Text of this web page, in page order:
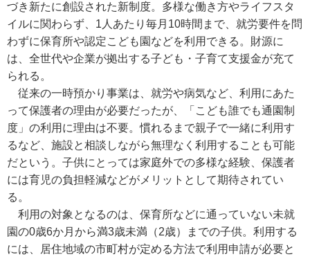
づき新たに創設された新制度。多様な働き方やライフスタ
イルに関わらず、1人あたり毎月10時間まで、就労要件を問
わずに保育所や認定こども園などを利用できる。財源に
は、全世代や企業が拠出する子ども・子育て支援金が充て
られる。
従来の一時預かり事業は、就労や病気など、利用にあた
って保護者の理由が必要だったが、「こども誰でも通園制
度」の利用に理由は不要。慣れるまで親子で一緒に利用す
るなど、施設と相談しながら無理なく利用することも可能
だという。子供にとっては家庭外での多様な経験、保護者
には育児の負担軽減などがメリットとして期待されてい
る。
利用の対象となるのは、保育所などに通っていない未就
園の0歳6か月から満3歳未満（2歳）までの子供。利用する
には、居住地域の市町村が定める方法で利用申請が必要と